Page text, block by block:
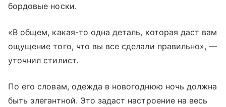
бордовые носки.
«В общем, какая-то одна деталь, которая даст вам
ощущение того, что вы все сделали правильно», —
уточнил стилист.
По его словам, одежда в новогоднюю ночь должна
быть элегантной. Это задаст настроение на весь